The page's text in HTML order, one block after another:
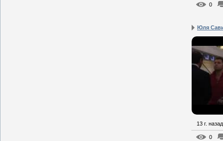
0
Юля
13 г. назад
0